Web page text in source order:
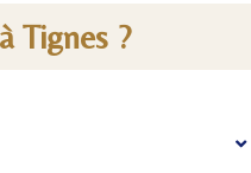
Tignes ?